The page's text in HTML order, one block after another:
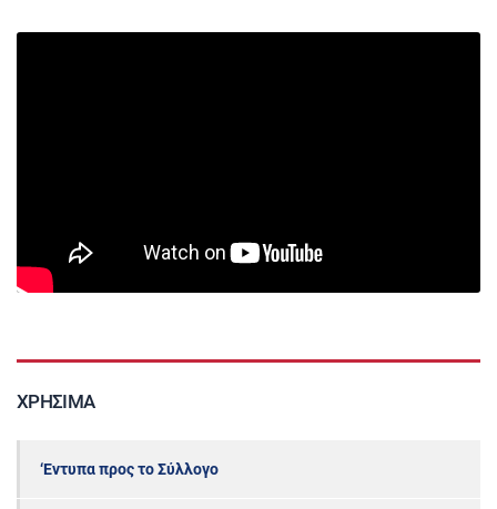
ΧΡΉΣΙΜΑ
‘Εντυπα προς το Σύλλογο